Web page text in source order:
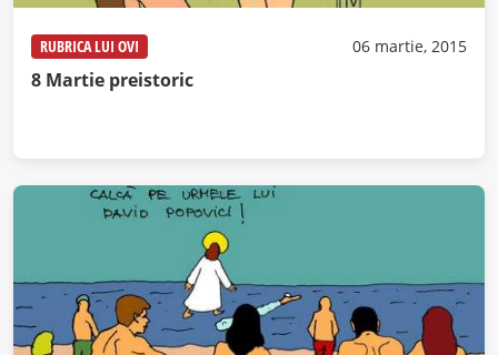
RUBRICA LUI OVI 06 martie, 2015
8 Martie preistoric